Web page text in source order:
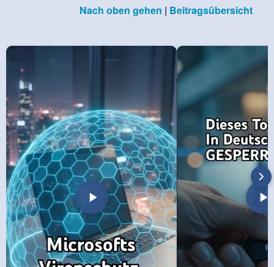
Nach oben gehen | Beitragsübersicht